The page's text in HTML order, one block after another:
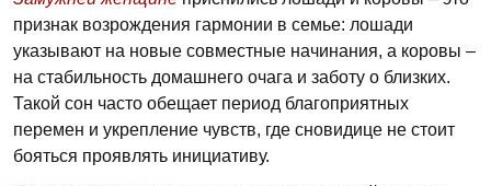
признак возрождения гармонии в семье: лошади
указывают на новые совместные начинания, а коровы –
на стабильность домашнего очага и заботу о близких.
Такой сон часто обещает период благоприятных
перемен и укрепление чувств, где сновидице не стоит
бояться проявлять инициативу.